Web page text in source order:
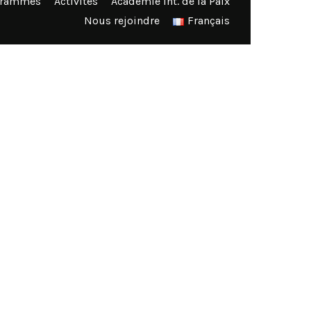
Nous rejoindre
Français